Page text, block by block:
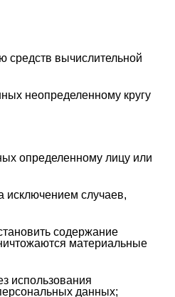
средств вычислительной
неопределенному кругу
определенному лицу или
исключением случаев,
содержание
материальные
использования
данных;